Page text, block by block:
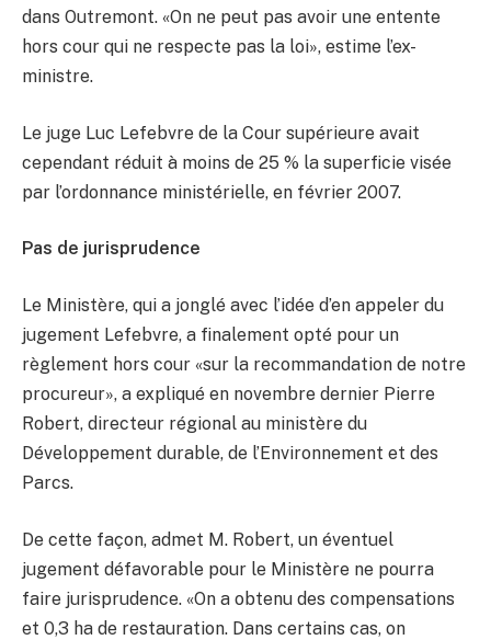
dans Outremont. «On ne peut pas avoir une entente
hors cour qui ne respecte pas la loi», estime l’ex-
ministre.
Le juge Luc Lefebvre de la Cour supérieure avait
cependant réduit à moins de 25 % la superficie visée
par l’ordonnance ministérielle, en février 2007.
Pas de jurisprudence
Le Ministère, qui a jonglé avec l’idée d’en appeler du
jugement Lefebvre, a finalement opté pour un
règlement hors cour «sur la recommandation de notre
procureur», a expliqué en novembre dernier Pierre
Robert, directeur régional au ministère du
Développement durable, de l’Environnement et des
Parcs.
De cette façon, admet M. Robert, un éventuel
jugement défavorable pour le Ministère ne pourra
faire jurisprudence. «On a obtenu des compensations
et 0,3 ha de restauration. Dans certains cas, on